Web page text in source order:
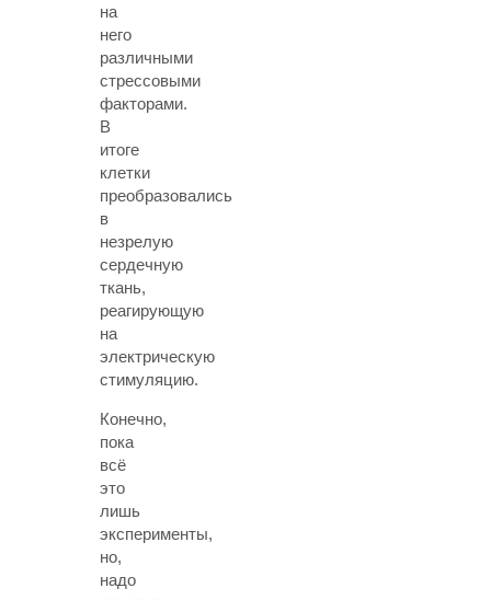
на
него
различными
стрессовыми
факторами.
В
итоге
клетки
преобразовались
в
незрелую
сердечную
ткань,
реагирующую
на
электрическую
стимуляцию.
Конечно,
пока
всё
это
лишь
эксперименты,
но,
надо